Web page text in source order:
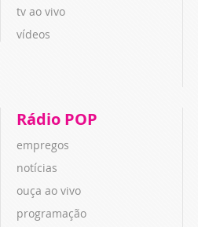
tv ao vivo
vídeos
Rádio POP
empregos
notícias
ouça ao vivo
programação